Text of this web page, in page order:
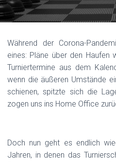
Während der Corona-
eines: Pläne über den Haufen
Turniertermine aus dem
wenn die äußeren Umstände
schienen, spitzte sich die
zogen uns ins Home Office
Doch nun geht es endlich
Jahren, in denen das